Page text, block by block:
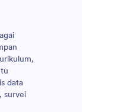
data
survei